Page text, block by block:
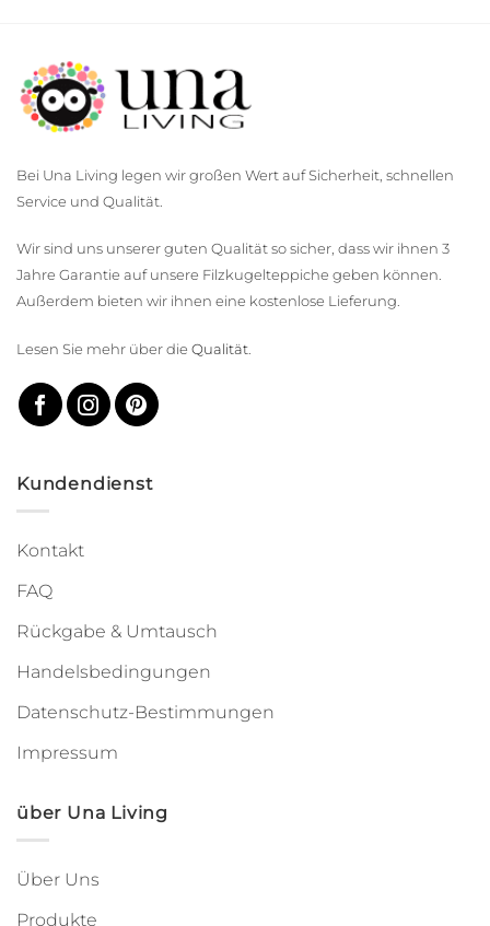
Bei Una Living legen wir großen Wert auf Sicherheit, schnellen
Service und Qualität.
Wir sind uns unserer guten Qualität so sicher, dass wir ihnen 3
Jahre Garantie auf unsere Filzkugelteppiche geben können.
Außerdem bieten wir ihnen eine kostenlose Lieferung.
Lesen Sie mehr über die Qualität
Kundendienst
Kontakt
FAQ
Rückgabe & Umtausch
Handelsbedingungen
Datenschutz-Bestimmungen
Impressum
über Una Living
Über Uns
Produkte